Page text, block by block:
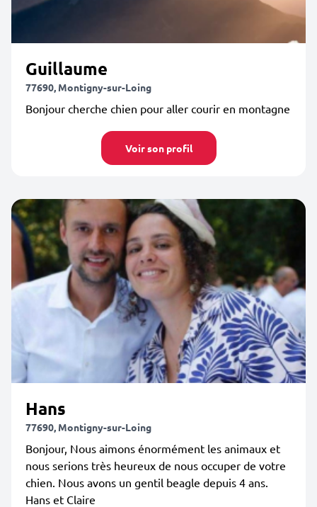
Guillaume
77690, Montigny-sur-Loing
Bonjour cherche chien pour aller courir en montagne
Voir son profil
Hans
77690, Montigny-sur-Loing
Bonjour, Nous aimons énormément les animaux et
nous serions très heureux de nous occuper de votre
chien. Nous avons un gentil beagle depuis 4 ans.
Hans et Claire